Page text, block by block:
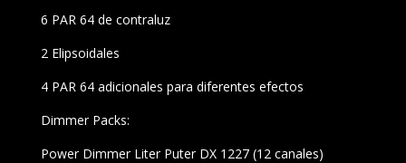
6 PAR 64 de contraluz
2 Elipsoidales
4 PAR 64 adicionales para diferentes efectos
Dimmer Packs:
Power Dimmer Liter Puter DX 1227 (12 canales)